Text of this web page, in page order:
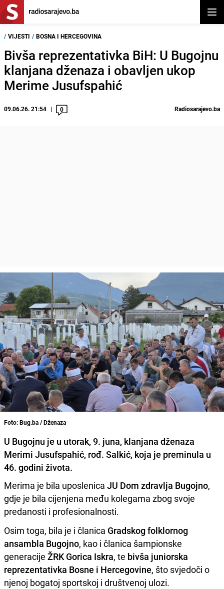
/ VIJESTI / BOSNA I HERCEGOVINA
Bivša reprezentativka BiH: U Bugojnu
klanjana dženaza i obavljen ukop
Merime Jusufspahić
09.06.26. 21:54 0 Radiosarajevo.ba
Foto: Bug.ba / Dženaza
U Bugojnu je u utorak, 9. juna, klanjana dženaza
Merimi Jusufspahić, rođ. Salkić, koja je preminula u
46. godini života.
Merima je bila uposlenica JU Dom zdravlja Bugojno,
gdje je bila cijenjena među kolegama zbog svoje
predanosti i profesionalnosti.
Osim toga, bila je i članica Gradskog folklornog
ansambla Bugojno, kao i članica šampionske
generacije ŽRK Gorica Iskra, te bivša juniorska
reprezentativka Bosne i Hercegovine, što svjedoči o
njenoj bogatoj sportskoj i društvenoj ulozi.